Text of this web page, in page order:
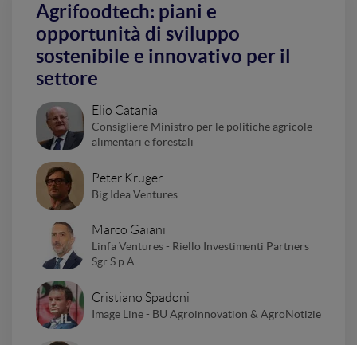
Agrifoodtech: piani e
opportunità di sviluppo
sostenibile e innovativo per il
settore
Elio Catania
Consigliere Ministro per le politiche agricole
alimentari e forestali
Peter Kruger
Big Idea Ventures
Marco Gaiani
Linfa Ventures - Riello Investimenti Partners
Sgr S.p.A.
Cristiano Spadoni
Image Line - BU Agroinnovation & AgroNotizie